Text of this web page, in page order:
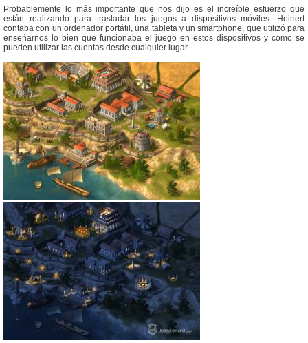
Probablemente lo más importante que nos dijo es el increíble esfuerzo que
están realizando para trasladar los juegos a dispositivos móviles. Heinert
contaba con un ordenador portátil, una tableta y un smartphone, que utilizó para
enseñarnos lo bien que funcionaba el juego en estos dispositivos y cómo se
pueden utilizar las cuentas desde cualquier lugar.